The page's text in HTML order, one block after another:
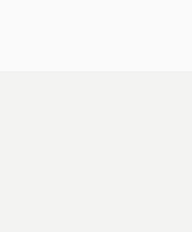
河遺跡和老街輪
讓空屋越來越多。